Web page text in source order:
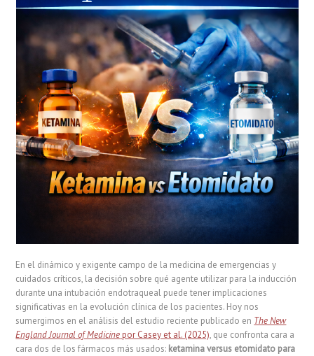
En el dinámico y exigente campo de la medicina de emergencias y
cuidados críticos, la decisión sobre qué agente utilizar para la inducción
durante una intubación endotraqueal puede tener implicaciones
significativas en la evolución clínica de los pacientes. Hoy nos
sumergimos en el análisis del estudio reciente publicado en The New
England Journal of Medicinepor Casey et al. (2025), que confronta cara a
cara dos de los fármacos más usados: ketamina versus etomidato para